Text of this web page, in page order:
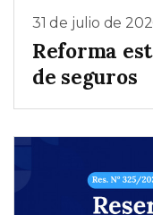
31 de julio de
Reforma
de seguros